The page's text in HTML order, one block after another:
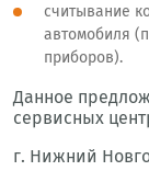
считывание
автомобиля
приборов).
Данное
сервисных
г. Нижний